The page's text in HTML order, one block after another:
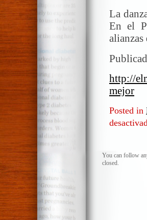
La
En el
http://
mejor
Posted in
You can follow
closed.